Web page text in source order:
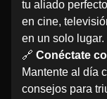
tu aliado
en cine,
en un solo lugar.
🔗 Conéctate
Mantente al día
consejos para